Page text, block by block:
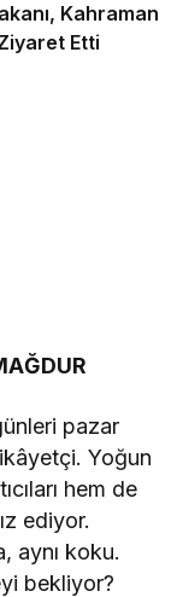
Kahraman
Etti
pazar
Yoğun
hem de
ediyor.
aynı koku.
bekliyor?